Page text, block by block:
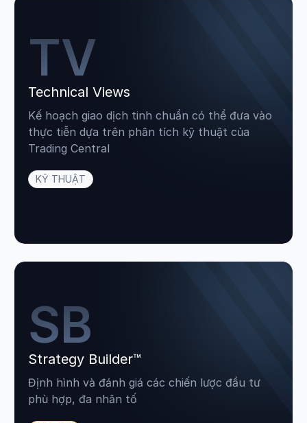
TV
Technical Views
Kế hoạch giao dịch tinh chuẩn có thể đưa vào
thực tiễn dựa trên phân tích kỹ thuật của
Trading Central
KỸ THUẬT
SB
Strategy Builder™
Định hình và đánh giá các chiến lược đầu tư
phù hợp, đa nhân tố